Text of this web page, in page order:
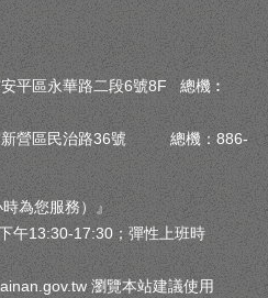
平區永華路二段6號8F 總機︰
新營區民治路36號 總機：886-
時為您服務）』
午13:30-17:30；彈性上班時
瀏覽本站建議使用